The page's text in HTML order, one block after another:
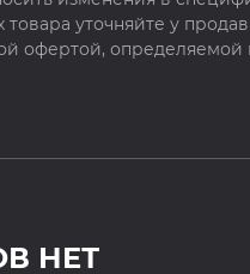
уточняйте у
офертой,
НЕТ